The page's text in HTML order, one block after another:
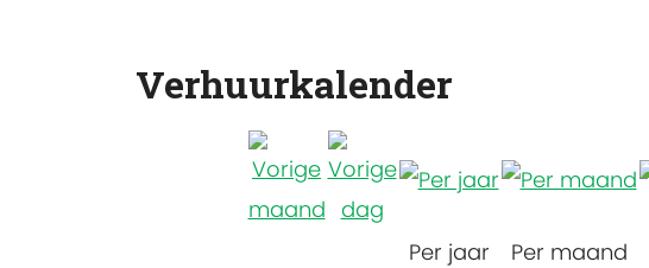
Verhuurkalender
Per jaar Per maand